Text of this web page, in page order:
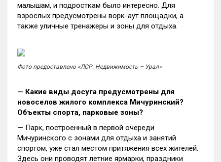
малышам, и подросткам было интересно. Для
взрослых предусмотрены ворк-аут площадки, а
также уличные тренажеры и зоны для отдыха.
Фото предоставлено «ЛСР. Недвижимость – Урал»
— Какие виды досуга предусмотрены для
новоселов жилого комплекса Мичуринский?
Объекты спорта, парковые зоны?
— Парк, построенный в первой очереди
Мичуринского с зонами для отдыха и занятий
спортом, уже стал местом притяжения всех жителей.
Здесь они проводят летние ярмарки, праздники